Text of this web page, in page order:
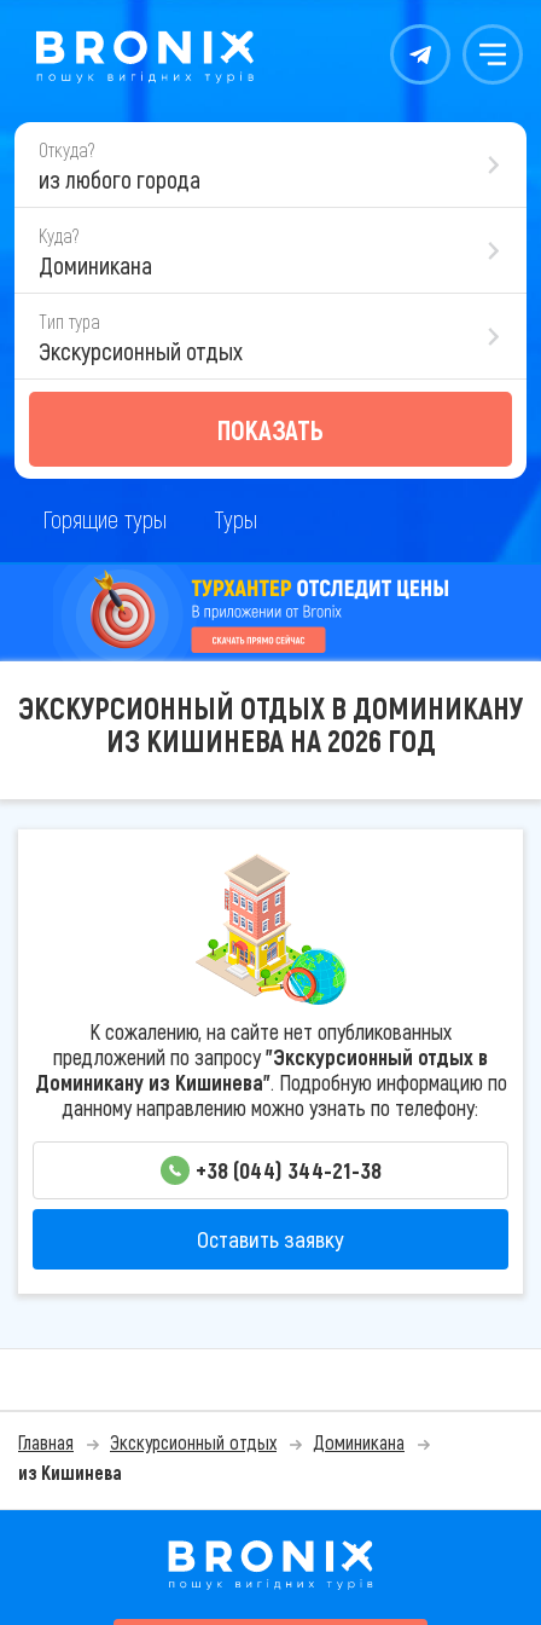
Контакты Меню
Откуда?
из любого города
Куда?
Доминикана
Тип тура
Экскурсионный отдых
ПОКАЗАТЬ
Горящие туры Туры
ЭКСКУРСИОННЫЙ ОТДЫХ В ДОМИНИКАНУ
ИЗ КИШИНЕВА НА 2026 ГОД
К сожалению, на сайте нет опубликованных
предложений по запросу"Экскурсионный отдых в
Доминикану из Кишинева". Подробную информацию по
данному направлению можно узнать по телефону:
+38 (044) 344-21-38
Оставить заявку
Главная Экскурсионный отдых
Доминикана
из Кишинева